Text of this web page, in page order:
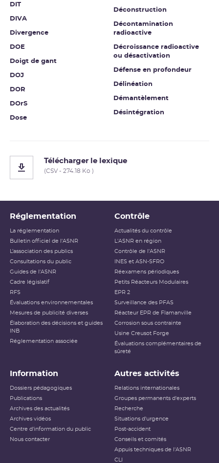
DIT
DIVA
Divergence
DOE
Doigt de gant
DOJ
DOR
DOrS
Dose
Déconstruction
Décontamination
radioactive
Décroissance radioactive
ou désactivation
Défense en profondeur
Délinéation
Démantèlement
Désintégration
Télécharger le lexique
(CSV - 274.18 Ko )
Réglementation
La réglementation
Bulletin officiel de l'ASNR
L’association des publics
Consultations du public
Guides de l'ASNR
Cadre législatif
RFS
Évaluations environnementales
Mesures de publicité diverses
Élaboration des décisions et guides
INB
Réglementation associée
Contrôle
Actualités du contrôle
L'ASNR en région
Contrôle de l'ASNR
INES et ASN-SFRO
Réexamens périodiques
Petits Réacteurs Modulaires
EPR 2
Surveillance des PFAS
Réacteur EPR de Flamanville
Corrosion sous contrainte
Usine Creusot Forge
Évaluations complémentaires de
sûreté
Information
Dossiers pédagogiques
Publications
Archives des actualités
Archives vidéos
Centre d'information du public
Nous contacter
Autres activités
Relations internationales
Groupes permanents d'experts
Recherche
Situations d'urgence
Post-accident
Conseils et comités
Appuis techniques de l'ASNR
CLI